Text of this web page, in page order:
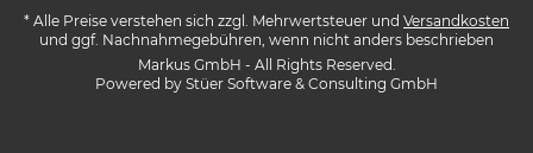
* Alle Preise verstehen sich zzgl. Mehrwertsteuer und Versandkosten
und ggf. Nachnahmegebühren, wenn nicht anders beschrieben
Markus GmbH - All Rights Reserved.
Powered by Stüer Software & Consulting GmbH